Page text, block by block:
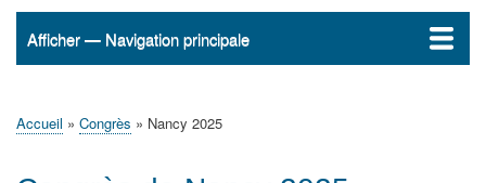
Navigation
Afficher — Navigation principale
Accueil
Actualités
MATh.en.JEANS ?
Régions et Ateliers
Créer, gérer un atelier
Sujets/Publications
Congrès
d'Ariane
Accueil Congrès Nancy 2025